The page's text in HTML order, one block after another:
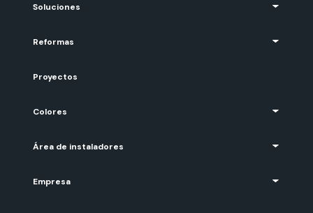
Soluciones
Reformas
Proyectos
Colores
Área de instaladores
Empresa